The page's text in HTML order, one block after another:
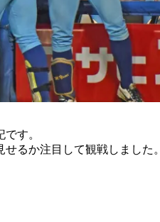
す。
るか注目して観戦しました。